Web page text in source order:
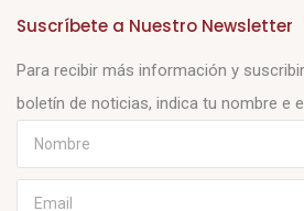
Suscríbete a Nuestro Newsletter
Para recibir más información y
boletín de noticias, indica tu nombre e